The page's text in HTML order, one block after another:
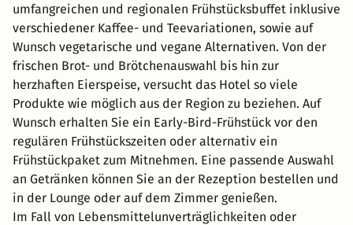
umfangreichen und regionalen Frühstücksbuffet inklusive
verschiedener Kaffee- und Teevariationen, sowie auf
Wunsch vegetarische und vegane Alternativen. Von der
frischen Brot- und Brötchenauswahl bis hin zur
herzhaften Eierspeise, versucht das Hotel so viele
Produkte wie möglich aus der Region zu beziehen. Auf
Wunsch erhalten Sie ein Early-Bird-Frühstück vor den
regulären Frühstückszeiten oder alternativ ein
Frühstückpaket zum Mitnehmen. Eine passende Auswahl
an Getränken können Sie an der Rezeption bestellen und
in der Lounge oder auf dem Zimmer genießen.
Im Fall von Lebensmittelunverträglichkeiten oder